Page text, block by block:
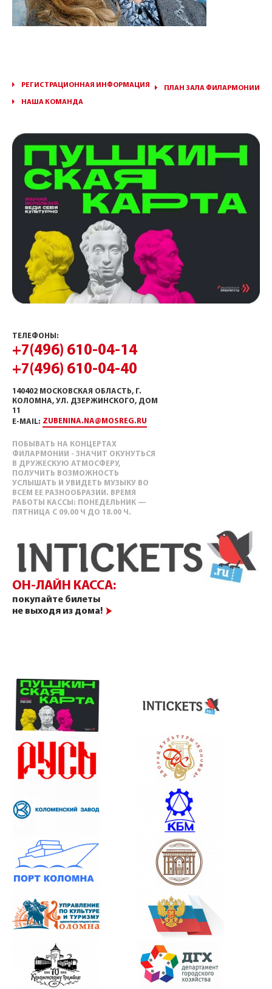
РЕГИСТРАЦИОННАЯ ИНФОРМАЦИЯ
ПЛАН ЗАЛА ФИЛАРМОНИИ
НАША КОМАНДА
ТЕЛЕФОНЫ:
+7(496) 610-04-14
+7(496) 610-04-40
140402 МОСКОВСКАЯ ОБЛАСТЬ, Г.
КОЛОМНА, УЛ. ДЗЕРЖИНСКОГО, ДОМ
11
E-MAIL: ZUBENINA.NA@MOSREG.RU
ПОБЫВАТЬ НА КОНЦЕРТАХ
ФИЛАРМОНИИ - ЗНАЧИТ ОКУНУТЬСЯ
В ДРУЖЕСКУЮ АТМОСФЕРУ,
ПОЛУЧИТЬ ВОЗМОЖНОСТЬ
УСЛЫШАТЬ И УВИДЕТЬ МУЗЫКУ ВО
ВСЕМ ЕЕ РАЗНООБРАЗИИ. ВРЕМЯ
РАБОТЫ КАССЫ: ПОНЕДЕЛЬНИК —
ПЯТНИЦА С 09.00 Ч ДО 18.00 Ч.
ОН-ЛАЙН КАССА:
покупайте билеты
не выходя из дома!